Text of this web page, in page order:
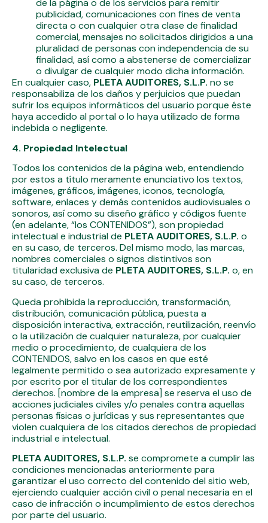
de la página o de los servicios para remitir
publicidad, comunicaciones con fines de venta
directa o con cualquier otra clase de finalidad
comercial, mensajes no solicitados dirigidos a una
pluralidad de personas con independencia de su
finalidad, así como a abstenerse de comercializar
o divulgar de cualquier modo dicha información.
En cualquier caso, PLETA AUDITORES, S.L.P. no se
responsabiliza de los daños y perjuicios que puedan
sufrir los equipos informáticos del usuario porque éste
haya accedido al portal o lo haya utilizado de forma
indebida o negligente.
4. Propiedad Intelectual
Todos los contenidos de la página web, entendiendo
por estos a título meramente enunciativo los textos,
imágenes, gráficos, imágenes, iconos, tecnología,
software, enlaces y demás contenidos audiovisuales o
sonoros, así como su diseño gráfico y códigos fuente
(en adelante, “los CONTENIDOS”), son propiedad
intelectual e industrial de PLETA AUDITORES, S.L.P. o
en su caso, de terceros. Del mismo modo, las marcas,
nombres comerciales o signos distintivos son
titularidad exclusiva de PLETA AUDITORES, S.L.P. o, en
su caso, de terceros.
Queda prohibida la reproducción, transformación,
distribución, comunicación pública, puesta a
disposición interactiva, extracción, reutilización, reenvío
o la utilización de cualquier naturaleza, por cualquier
medio o procedimiento, de cualquiera de los
CONTENIDOS, salvo en los casos en que esté
legalmente permitido o sea autorizado expresamente y
por escrito por el titular de los correspondientes
derechos. [nombre de la empresa] se reserva el uso de
acciones judiciales civiles y/o penales contra aquellas
personas físicas o jurídicas y sus representantes que
violen cualquiera de los citados derechos de propiedad
industrial e intelectual.
PLETA AUDITORES, S.L.P. se compromete a cumplir las
condiciones mencionadas anteriormente para
garantizar el uso correcto del contenido del sitio web,
ejerciendo cualquier acción civil o penal necesaria en el
caso de infracción o incumplimiento de estos derechos
por parte del usuario.